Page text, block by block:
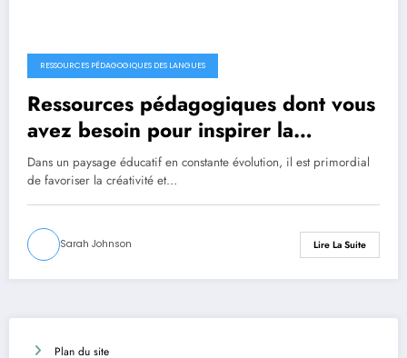
RESSOURCES PÉDAGOGIQUES DES LANGUES
Ressources pédagogiques dont vous
avez besoin pour inspirer la
créativité et la pensée critique chez
vos élèves
Dans un paysage éducatif en constante évolution, il est primordial
de favoriser la créativité et…
Sarah Johnson Lire La Suite
Plan du site